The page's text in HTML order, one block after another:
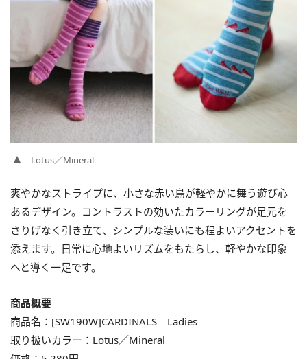
Lotus／Mineral
爽やかなストライプに、小さな赤い鳥が軽やかに舞う遊び心
あるデザイン。コントラストの効いたカラーリングが足元を
さりげなく引き立て、シンプルな装いにも程よいアクセントを
添えます。日常に心地よいリズムをもたらし、軽やかな印象
へと導く一足です。
商品概要
商品名：[SW190W]CARDINALS Ladies
取り扱いカラー：Lotus／Mineral